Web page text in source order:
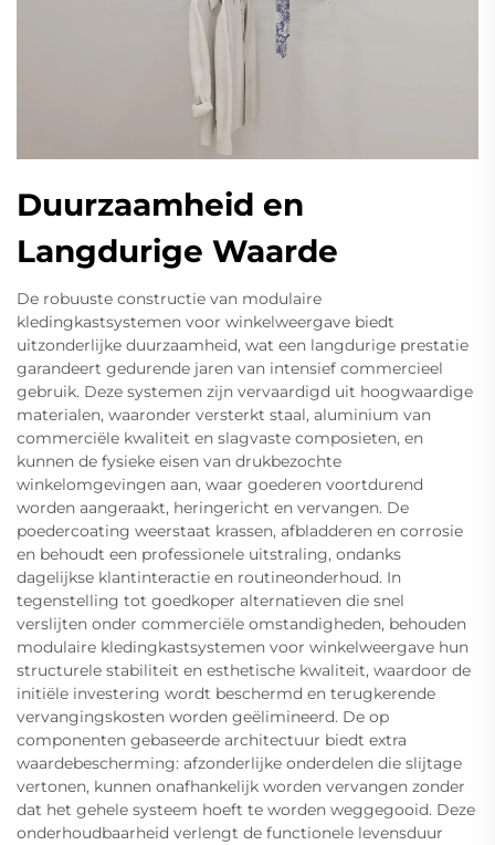
Duurzaamheid en
Langdurige Waarde
De robuuste constructie van modulaire
kledingkastsystemen voor winkelweergave biedt
uitzonderlijke duurzaamheid, wat een langdurige prestatie
garandeert gedurende jaren van intensief commercieel
gebruik. Deze systemen zijn vervaardigd uit hoogwaardige
materialen, waaronder versterkt staal, aluminium van
commerciële kwaliteit en slagvaste composieten, en
kunnen de fysieke eisen van drukbezochte
winkelomgevingen aan, waar goederen voortdurend
worden aangeraakt, heringericht en vervangen. De
poedercoating weerstaat krassen, afbladderen en corrosie
en behoudt een professionele uitstraling, ondanks
dagelijkse klantinteractie en routineonderhoud. In
tegenstelling tot goedkoper alternatieven die snel
verslijten onder commerciële omstandigheden, behouden
modulaire kledingkastsystemen voor winkelweergave hun
structurele stabiliteit en esthetische kwaliteit, waardoor de
initiële investering wordt beschermd en terugkerende
vervangingskosten worden geëlimineerd. De op
componenten gebaseerde architectuur biedt extra
waardebescherming: afzonderlijke onderdelen die slijtage
vertonen, kunnen onafhankelijk worden vervangen zonder
dat het gehele systeem hoeft te worden weggegooid. Deze
onderhoudbaarheid verlengt de functionele levensduur